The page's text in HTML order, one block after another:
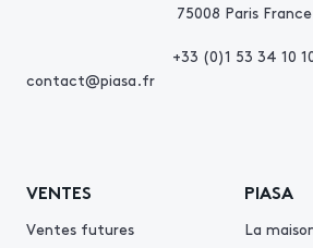
75008 Paris France
+33 (0)1 53 34 10
contact@piasa.fr
VENTES
Ventes futures
PIASA
La